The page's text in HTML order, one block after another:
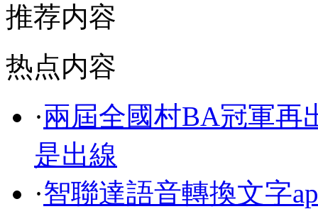
推荐内容
热点内容
·兩屆全國村BA冠軍再
是出線
·智聯達語音轉換文字